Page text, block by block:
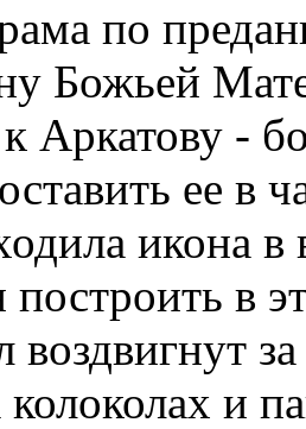
по
Божьей
Аркатову -
ее в
икона в
построить в
колоколах и